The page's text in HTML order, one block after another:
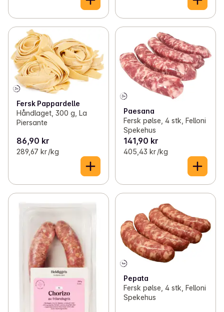
Fersk Pappardelle
Håndlaget, 300 g, La
Piersante
86,90 kr
289,67 kr /kg
Paesana
Fersk pølse, 4 stk, Felloni
Spekehus
141,90 kr
405,43 kr /kg
Pepata
Fersk pølse, 4 stk, Felloni
Spekehus